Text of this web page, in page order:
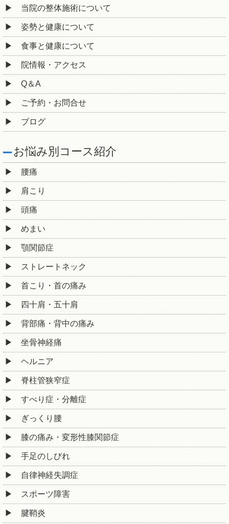
当院の整体施術について
姿勢と健康について
食事と健康について
院情報・アクセス
Q＆A
ご予約・お問合せ
ブログ
お悩み別コース紹介
腰痛
肩こり
頭痛
めまい
顎関節症
ストレートネック
首こり・首の痛み
四十肩・五十肩
背部痛・背中の痛み
坐骨神経痛
ヘルニア
脊柱管狭窄症
すべり症・分離症
ぎっくり腰
膝の痛み・変形性膝関節症
手足のしびれ
自律神経失調症
スポーツ障害
腱鞘炎